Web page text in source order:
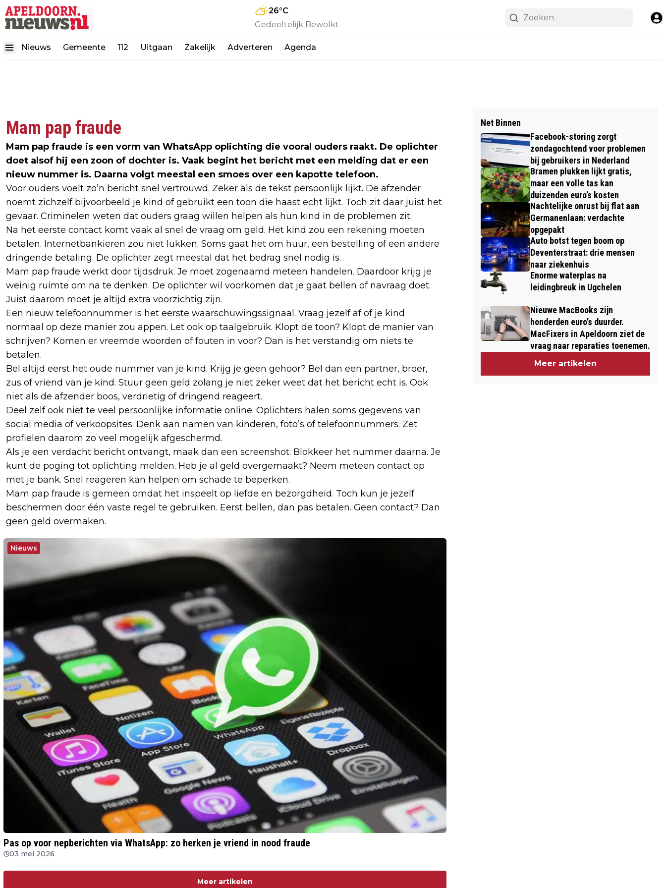
26°C
Gedeeltelijk Bewolkt
Nieuws Gemeente 112 Uitgaan Zakelijk Adverteren Agenda
Mam pap fraude
Mam pap fraude is een vorm van WhatsApp oplichting die vooral ouders raakt. De oplichter
doet alsof hij een zoon of dochter is. Vaak begint het bericht met een melding dat er een
nieuw nummer is. Daarna volgt meestal een smoes over een kapotte telefoon.
Voor ouders voelt zo’n bericht snel vertrouwd. Zeker als de tekst persoonlijk lijkt. De afzender
noemt zichzelf bijvoorbeeld je kind of gebruikt een toon die haast echt lijkt. Toch zit daar juist het
gevaar. Criminelen weten dat ouders graag willen helpen als hun kind in de problemen zit.
Na het eerste contact komt vaak al snel de vraag om geld. Het kind zou een rekening moeten
betalen. Internetbankieren zou niet lukken. Soms gaat het om huur, een bestelling of een andere
dringende betaling. De oplichter zegt meestal dat het bedrag snel nodig is.
Mam pap fraude werkt door tijdsdruk. Je moet zogenaamd meteen handelen. Daardoor krijg je
weinig ruimte om na te denken. De oplichter wil voorkomen dat je gaat bellen of navraag doet.
Juist daarom moet je altijd extra voorzichtig zijn.
Een nieuw telefoonnummer is het eerste waarschuwingssignaal. Vraag jezelf af of je kind
normaal op deze manier zou appen. Let ook op taalgebruik. Klopt de toon? Klopt de manier van
schrijven? Komen er vreemde woorden of fouten in voor? Dan is het verstandig om niets te
betalen.
Bel altijd eerst het oude nummer van je kind. Krijg je geen gehoor? Bel dan een partner, broer,
zus of vriend van je kind. Stuur geen geld zolang je niet zeker weet dat het bericht echt is. Ook
niet als de afzender boos, verdrietig of dringend reageert.
Deel zelf ook niet te veel persoonlijke informatie online. Oplichters halen soms gegevens van
social media of verkoopsites. Denk aan namen van kinderen, foto’s of telefoonnummers. Zet
profielen daarom zo veel mogelijk afgeschermd.
Als je een verdacht bericht ontvangt, maak dan een screenshot. Blokkeer het nummer daarna. Je
kunt de poging tot oplichting melden. Heb je al geld overgemaakt? Neem meteen contact op
met je bank. Snel reageren kan helpen om schade te beperken.
Mam pap fraude is gemeen omdat het inspeelt op liefde en bezorgdheid. Toch kun je jezelf
beschermen door één vaste regel te gebruiken. Eerst bellen, dan pas betalen. Geen contact? Dan
geen geld overmaken.
Nieuws
Pas op voor nepberichten via WhatsApp: zo herken je vriend in nood fraude
03 mei 2026
Meer artikelen
Net Binnen
Facebook-storing zorgt
zondagochtend voor problemen
bij gebruikers in Nederland
Bramen plukken lijkt gratis,
maar een volle tas kan
duizenden euro’s kosten
Nachtelijke onrust bij flat aan
Germanenlaan: verdachte
opgepakt
Auto botst tegen boom op
Deventerstraat: drie mensen
naar ziekenhuis
Enorme waterplas na
leidingbreuk in Ugchelen
Nieuwe MacBooks zijn
honderden euro’s duurder.
MacFixers in Apeldoorn ziet de
vraag naar reparaties toenemen.
Meer artikelen